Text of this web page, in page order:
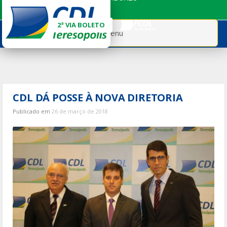
para
conteúdo
2ª VIA BOLETO
Menu
CDL DÁ POSSE À NOVA DIRETORIA
Publicado em26 de março de 2018